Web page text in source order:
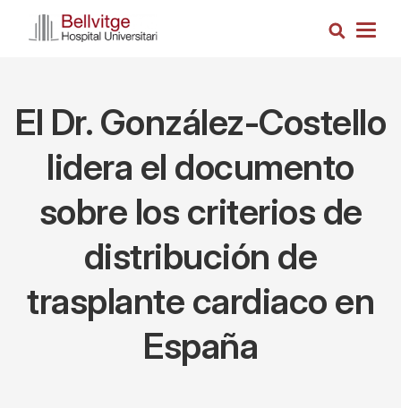
Busca
El Dr. González-Costello
lidera el documento
sobre los criterios de
distribución de
trasplante cardiaco en
España